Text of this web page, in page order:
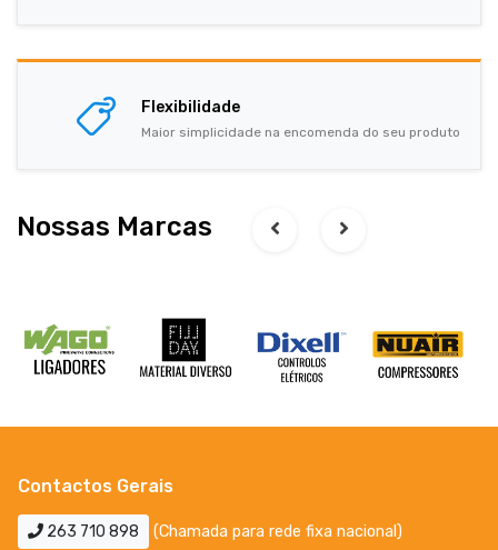
Flexibilidade
Maior simplicidade na encomenda do seu produto
Nossas Marcas
Contactos Gerais
263 710 898 (Chamada para rede fixa nacional)